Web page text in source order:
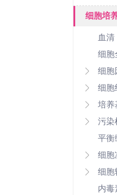
细胞培
血清
细胞
细胞
细胞
培养
污染
平衡
细胞
细胞
内毒